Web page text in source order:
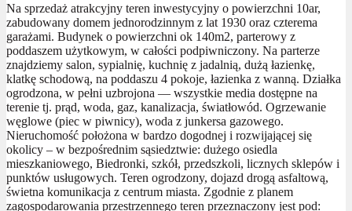
Na sprzedaż atrakcyjny teren inwestycyjny o powierzchni 10ar,
zabudowany domem jednorodzinnym z lat 1930 oraz czterema
garażami. Budynek o powierzchni ok 140m2, parterowy z
poddaszem użytkowym, w całości podpiwniczony. Na parterze
znajdziemy salon, sypialnię, kuchnię z jadalnią, dużą łazienkę,
klatkę schodową, na poddaszu 4 pokoje, łazienka z wanną. Działka
ogrodzona, w pełni uzbrojona — wszystkie media dostępne na
terenie tj. prąd, woda, gaz, kanalizacja, światłowód. Ogrzewanie
węglowe (piec w piwnicy), woda z junkersa gazowego.
Nieruchomość położona w bardzo dogodnej i rozwijającej się
okolicy – w bezpośrednim sąsiedztwie: dużego osiedla
mieszkaniowego, Biedronki, szkół, przedszkoli, licznych sklepów i
punktów usługowych. Teren ogrodzony, dojazd drogą asfaltową,
świetna komunikacja z centrum miasta. Zgodnie z planem
zagospodarowania przestrzennego teren przeznaczony jest pod: